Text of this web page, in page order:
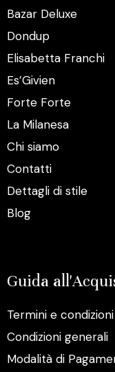
Bazar Deluxe
Dondup
Elisabetta Franchi
Es’Givien
Forte Forte
La Milanesa
Chi siamo
Contatti
Dettagli di stile
Blog
Guida
Termini e
Condizioni generali
Modalità di